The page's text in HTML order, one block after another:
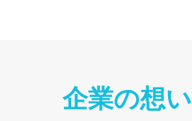
企業の想い